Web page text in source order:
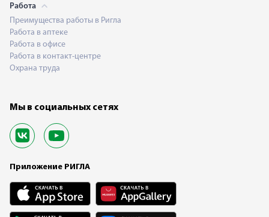
Работа
Преимущества работы в Ригла
Работа в аптеке
Работа в офисе
Работа в контакт-центре
Охрана труда
Мы в социальных сетях
Приложение РИГЛА